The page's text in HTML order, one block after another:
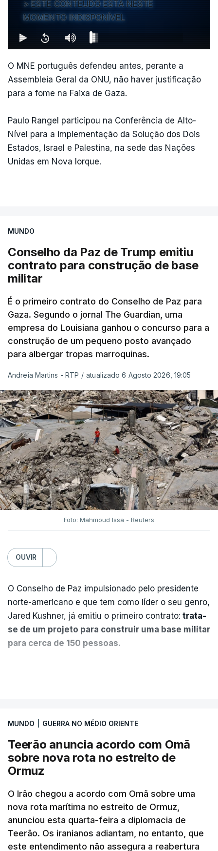
ESTE CONTEÚDO ESTÁ NESTE
MOMENTO INDISPONÍVEL
O MNE português defendeu antes, perante a
Assembleia Geral da ONU, não haver justificação
para a fome na Faixa de Gaza.
Paulo Rangel participou na Conferência de Alto-
Nível para a implementação da Solução dos Dois
Estados, Israel e Palestina, na sede das Nações
Unidas em Nova Iorque.
MUNDO
Conselho da Paz de Trump emitiu
contrato para construção de base
militar
É o primeiro contrato do Conselho de Paz para
Gaza. Segundo o jornal The Guardian, uma
empresa do Louisiana ganhou o concurso para a
construção de um pequeno posto avançado
para albergar tropas marroquinas.
Andreia Martins - RTP / atualizado 6 Agosto 2026, 19:05
Foto: Mahmoud Issa - Reuters
OUVIR
O Conselho de Paz impulsionado pelo presidente
norte-americano e que tem como líder o seu genro,
Jared Kushner, já emitiu o primeiro contrato: trata-
se de um projeto para construir uma base militar
para cerca de 150 pessoas.
que já colaborou com a Administração norte-
americana em projetos no Médio Oriente,
nomeadamente no Iraque.
militar deverá ficar nos 60 por cento de
território de Gaza que Israel controla e a cerca
de 1,5 quilómetros da fronteira com Israel.
Permite, desta forma, uma extração rápida em
caso de ataque.
MUNDO GUERRA NO MÉDIO ORIENTE
Teerão anuncia acordo com Omã
sobre nova rota no estreito de
Ormuz
O Irão chegou a acordo com Omã sobre uma
nova rota marítima no estreito de Ormuz,
anunciou esta quarta-feira a diplomacia de
Teerão. Os iranianos adiantam, no entanto, que
este entendimento não assegura a reabertura